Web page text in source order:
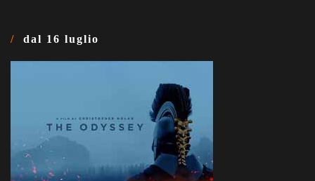
dal 16 luglio